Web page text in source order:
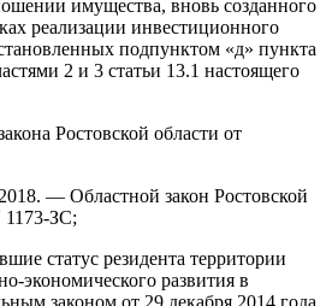
имущества, вновь созданного
реализации инвестиционного
подпунктом «д» пункта
2 и 3 статьи 13.1 настоящего
Ростовской области от
— Областной закон Ростовской
1173-ЗС;
статус резидента территории
экономического развития в
законом от 29 декабря 2014 года